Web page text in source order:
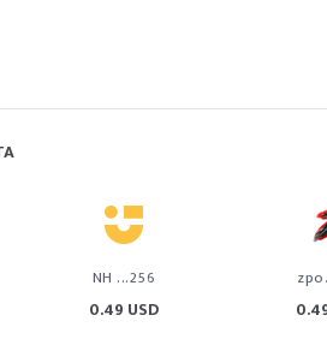
NH ...256
0.49 USD